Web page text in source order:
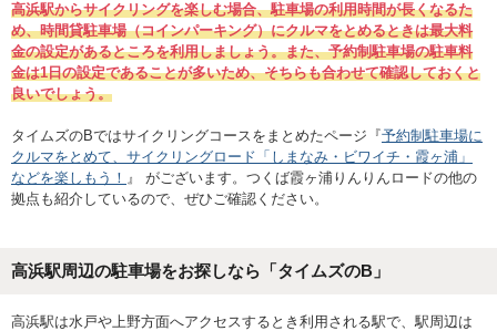
高浜駅からサイクリングを楽しむ場合、駐車場の利用時間が長くなるた
め、時間貸駐車場（コインパーキング）にクルマをとめるときは最大料
金の設定があるところを利用しましょう。また、予約制駐車場の駐車料
金は1日の設定であることが多いため、そちらも合わせて確認しておくと
良いでしょう。
タイムズのBではサイクリングコースをまとめたページ『予約制駐車場に
クルマをとめて、サイクリングロード「しまなみ・ビワイチ・霞ヶ浦」
などを楽しもう！ 』 がございます。つくば霞ヶ浦りんりんロードの他の
拠点も紹介しているので、ぜひご確認ください。
高浜駅周辺の駐車場をお探しなら「タイムズのB」
高浜駅は水戸や上野方面へアクセスするとき利用される駅で、駅周辺は